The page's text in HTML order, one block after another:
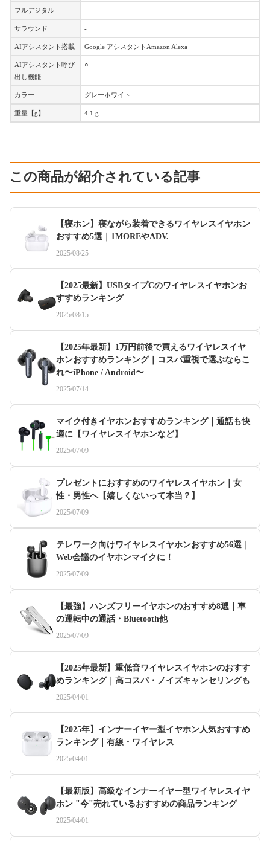
フルデジタル -
サラウンド -
AIアシスタント搭載 Google アシスタントAmazon Alexa
AIアシスタント呼び
出し機能
○
カラー グレーホワイト
重量【g】 4.1 g
この商品が紹介されている記事
【寝ホン】寝ながら装着できるワイヤレスイヤホン
おすすめ5選｜1MOREやADV.
2025/08/25
【2025最新】USBタイプCのワイヤレスイヤホンお
すすめランキング
2025/08/15
【2025年最新】1万円前後で買えるワイヤレスイヤ
ホンおすすめランキング｜コスパ重視で選ぶならこ
れ〜iPhone / Android〜
2025/07/14
マイク付きイヤホンおすすめランキング｜通話も快
適に【ワイヤレスイヤホンなど】
2025/07/09
プレゼントにおすすめのワイヤレスイヤホン｜女
性・男性へ【嬉しくないって本当？】
2025/07/09
テレワーク向けワイヤレスイヤホンおすすめ56選｜
Web会議のイヤホンマイクに！
2025/07/09
【最強】ハンズフリーイヤホンのおすすめ8選｜車
の運転中の通話・Bluetooth他
2025/07/09
【2025年最新】重低音ワイヤレスイヤホンのおすす
めランキング｜高コスパ・ノイズキャンセリングも
2025/04/01
【2025年】インナーイヤー型イヤホン人気おすすめ
ランキング｜有線・ワイヤレス
2025/04/01
【最新版】高級なインナーイヤー型ワイヤレスイヤ
ホン "今"売れているおすすめの商品ランキング
2025/04/01